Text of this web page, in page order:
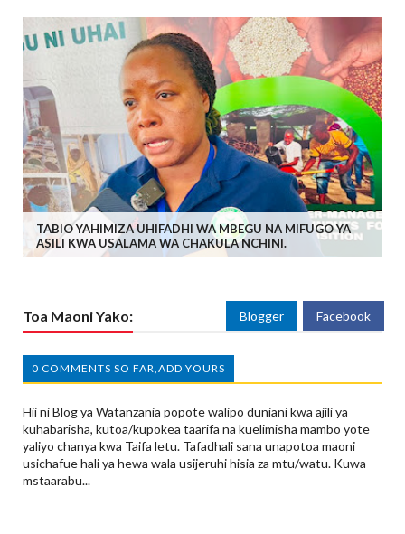
TABIO YAHIMIZA UHIFADHI WA MBEGU NA MIFUGO YA
ASILI KWA USALAMA WA CHAKULA NCHINI.
Toa Maoni Yako: Blogger Facebook
0 COMMENTS SO FAR,ADD YOURS
Hii ni Blog ya Watanzania popote walipo duniani kwa ajili ya
kuhabarisha, kutoa/kupokea taarifa na kuelimisha mambo yote
yaliyo chanya kwa Taifa letu. Tafadhali sana unapotoa maoni
usichafue hali ya hewa wala usijeruhi hisia za mtu/watu. Kuwa
mstaarabu...